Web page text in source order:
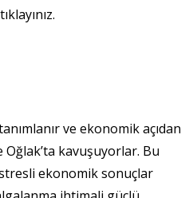
ve ekonomik açıdan
kavuşuyorlar. Bu
ekonomik sonuçlar